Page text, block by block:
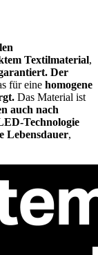
Textilmaterial,
Der
für eine homogene
Das Material ist
auch nach
Technologie
Lebensdauer,